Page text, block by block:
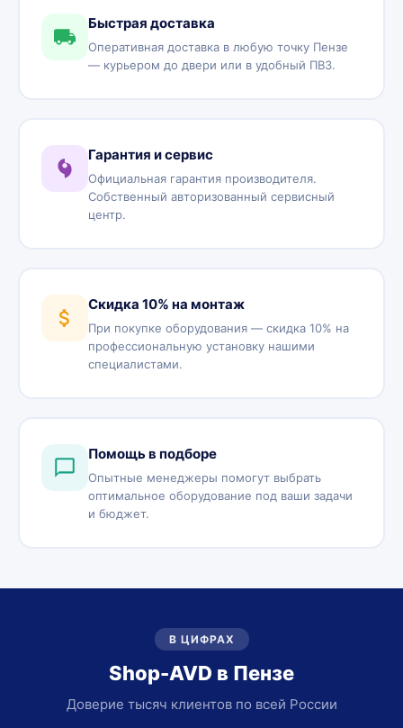
Быстрая доставка
Оперативная доставка в любую точку Пензе
— курьером до двери или в удобный ПВЗ.
Гарантия и сервис
Официальная гарантия производителя.
Собственный авторизованный сервисный
центр.
Скидка 10% на монтаж
При покупке оборудования — скидка 10% на
профессиональную установку нашими
специалистами.
Помощь в подборе
Опытные менеджеры помогут выбрать
оптимальное оборудование под ваши задачи
и бюджет.
В ЦИФРАХ
Shop-AVD в Пензе
Доверие тысяч клиентов по всей России